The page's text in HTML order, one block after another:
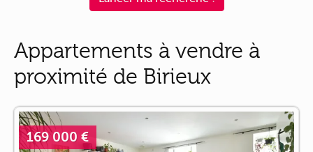
Appartements à vendre à
proximité de Birieux
169 000 €